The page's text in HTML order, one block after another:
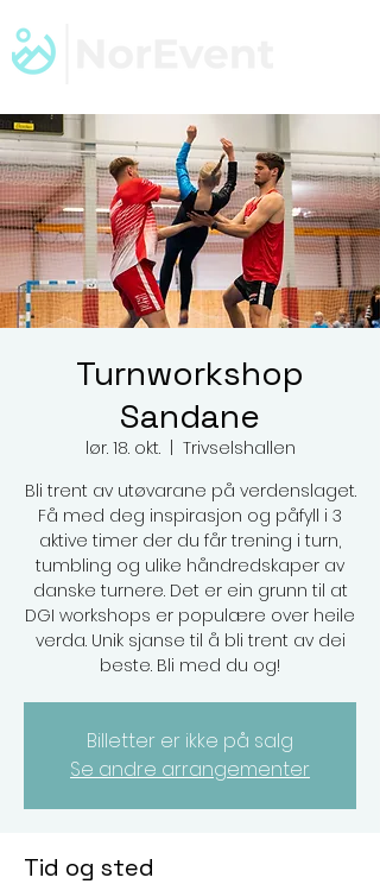
Turnworkshop
Sandane
lør. 18. okt.
  |
Trivselshallen
Bli trent av utøvarane på verdenslaget.
Få med deg inspirasjon og påfyll i 3
aktive timer der du får trening i turn,
tumbling og ulike håndredskaper av
danske turnere. Det er ein grunn til at
DGI workshops er populære over heile
verda. Unik sjanse til å bli trent av dei
Billetter er ikke på salg
Se andre arrangementer
Tid og sted